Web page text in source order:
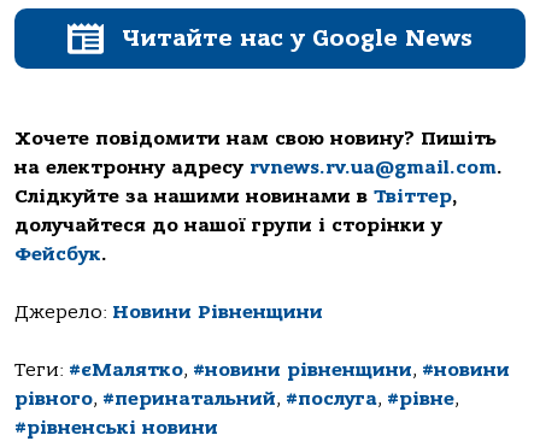
Читайте нас у Google News
Хочете повідомити нам свою новину? Пишіть
на електронну адресу rvnews.rv.ua@gmail.com.
Слідкуйте за нашими новинами в Твіттер,
долучайтеся до нашої групи і сторінки у
Фейсбук.
Джерело: Новини Рівненщини
Теги: #єМалятко, #новини рівненщини, #новини
рівного, #перинатальний, #послуга, #рівне,
#рівненські новини